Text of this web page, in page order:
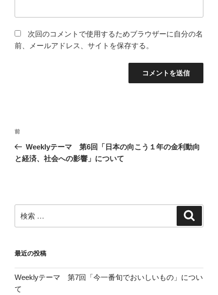
次回のコメントで使用するためブラウザーに自分の名
前、メールアドレス、サイトを保存する。
投
ナ
シ
ョ
過
去
の
前
Weeklyテーマ 第6回「日本の向こう１年の金利動向
と経済、社会への影響」について
索:
最近の投稿
Weeklyテーマ 第7回「今一番旬でおいしいもの」につい
て